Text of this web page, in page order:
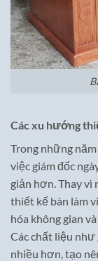
Các xu hướng
Trong những
việc giám đốc
giản hơn. Thay vì
thiết kế bàn làm
hóa không gian
Các chất liệu
nhiều hơn, tạo